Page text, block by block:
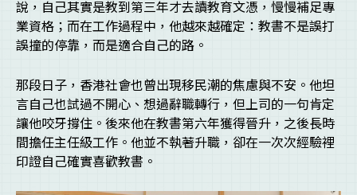
說，自己其實是教到第三年才去讀教育文憑，慢慢補足專
業資格；而在工作過程中，他越來越確定：教書不是誤打
誤撞的停靠，而是適合自己的路。
那段日子，香港社會也曾出現移民潮的焦慮與不安。他坦
言自己也試過不開心、想過辭職轉行，但上司的一句肯定
讓他咬牙撐住。後來他在教書第六年獲得晉升，之後長時
間擔任主任級工作。他並不執著升職，卻在一次次經驗裡
印證自己確實喜歡教書。